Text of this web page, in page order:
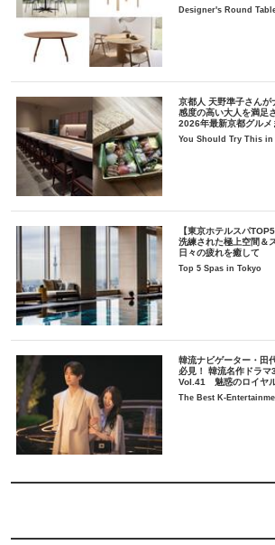
Designer's Round
京都人 天野準子さんが
感度の高い大人を満足
2026年最新京都グルメ
You Should Try This
【東京ホテルスパTOP5
洗練された極上空間＆
日々の疲れを癒して
Top 5 Spas in Tokyo
韓流ナビゲーター・田
必見！ 韓流名作ドラマ
Vol.41 魅惑のロイヤ
The Best K-